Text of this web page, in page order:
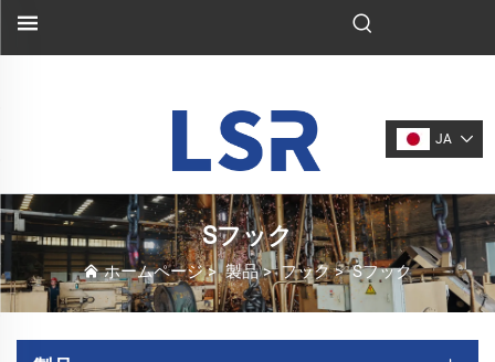
JA
Sフック
ホームページ>製品>フック>Sフック